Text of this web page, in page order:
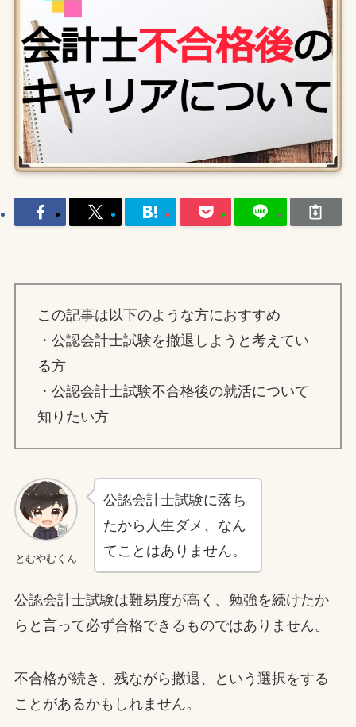
この記事は以下のような方におすすめ
・公認会計士試験を撤退しようと考えてい
る方
・公認会計士試験不合格後の就活について
知りたい方
とむやむくん
公認会計士試験に落ち
たから人生ダメ、なん
てことはありません。
公認会計士試験は難易度が高く、勉強を続けたか
らと言って必ず合格できるものではありません。
不合格が続き、残ながら撤退、という選択をする
ことがあるかもしれません。